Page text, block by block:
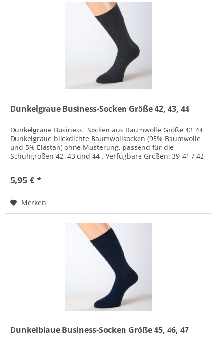
Dunkelgraue Business-Socken Größe 42, 43, 44
Dunkelgraue Business- Socken aus Baumwolle Größe 42-44
Dunkelgraue blickdichte Baumwollsocken (95% Baumwolle
und 5% Elastan) ohne Musterung, passend für die
Schuhgrößen 42, 43 und 44 . Verfügbare Größen: 39-41 / 42-
5,95 € *
Merken
Dunkelblaue Business-Socken Größe 45, 46, 47